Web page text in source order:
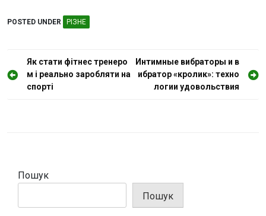
POSTED UNDER РІЗНЕ
Н
а
Як стати фітнес тренеро
м і реально заробляти на
спорті
Интимные вибраторы и в
ибратор «кролик»: техно
логии удовольствия
Пошук
Пошук